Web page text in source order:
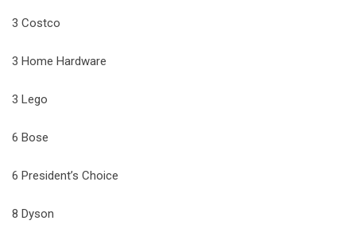
3 Costco
3 Home Hardware
3 Lego
6 Bose
6 President’s Choice
8 Dyson